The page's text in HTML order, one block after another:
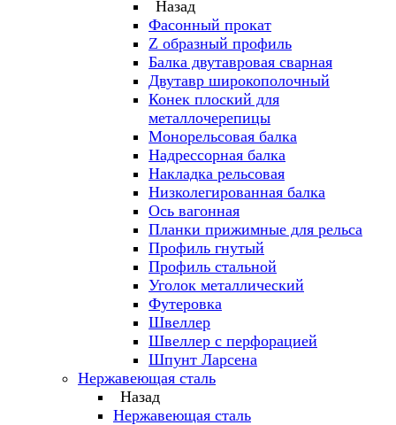
Назад
Фасонный прокат
Z образный профиль
Балка двутавровая сварная
Двутавр широкополочный
Конек плоский для
металлочерепицы
Монорельсовая балка
Надрессорная балка
Накладка рельсовая
Низколегированная балка
Ось вагонная
Планки прижимные для рельса
Профиль гнутый
Профиль стальной
Уголок металлический
Футеровка
Швеллер
Швеллер с перфорацией
Шпунт Ларсена
Нержавеющая сталь
Назад
Нержавеющая сталь